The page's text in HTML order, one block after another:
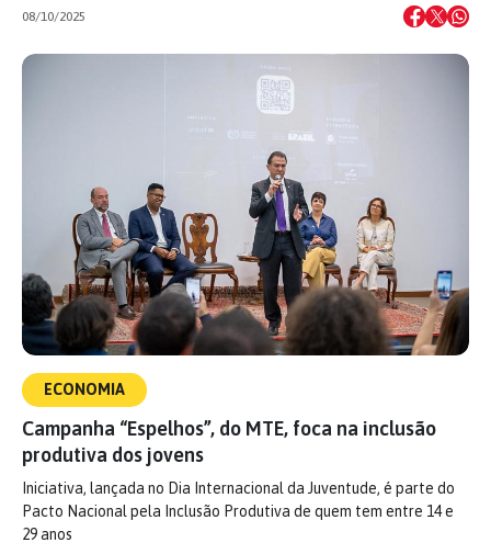
08/10/2025
ECONOMIA
Campanha “Espelhos”, do MTE, foca na inclusão
produtiva dos jovens
Iniciativa, lançada no Dia Internacional da Juventude, é parte do
Pacto Nacional pela Inclusão Produtiva de quem tem entre 14 e
29 anos